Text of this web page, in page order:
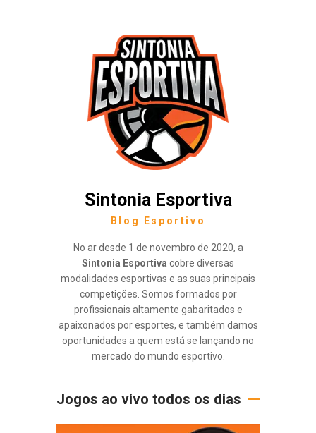
Sintonia Esportiva
Blog Esportivo
No ar desde 1 de novembro de 2020, a
Sintonia Esportiva cobre diversas
modalidades esportivas e as suas principais
competições. Somos formados por
profissionais altamente gabaritados e
apaixonados por esportes, e também damos
oportunidades a quem está se lançando no
mercado do mundo esportivo.
Jogos ao vivo todos os dias